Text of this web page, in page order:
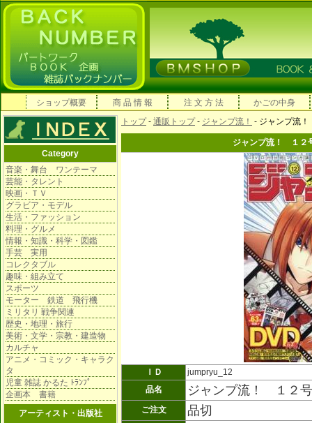
ショップ概要 商 品 情 報 注 文 方 法 かごの中身
Category
音楽・舞台 ワンテーマ
芸能・タレント
映画・ＴＶ
グラビア・モデル
生活・ファッション
料理・グルメ
情報・知識・科学・図鑑
手芸 実用
コレクタブル
趣味・組み立て
スポーツ
モーター 鉄道 飛行機
ミリタリ 戦争関連
歴史・地理・旅行
美術・文学・宗教・建造物
カルチャ
アニメ・コミック・キャラク
タ
児童 雑誌 かるた ﾄﾗﾝﾌﾟ
企画本 書籍
アーティスト・出版社
トップ- 通販トップ- ジャンプ流！ - ジャンプ流
ジャンプ流！ １２
ＩＤ
jumpryu_12
品名
ジャンプ流！ １２
ご注文 品切